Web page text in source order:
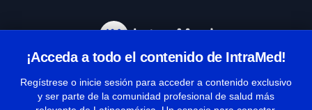
¡Acceda a todo el contenido de IntraMed!
Regístrese o inicie sesión para acceder a contenido exclusivo
y ser parte de la comunidad profesional de salud más